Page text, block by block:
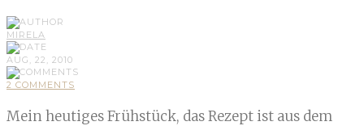
MIRELA
AUG, 22, 2010
2 COMMENTS
Mein heutiges Frühstück, das Rezept ist aus dem